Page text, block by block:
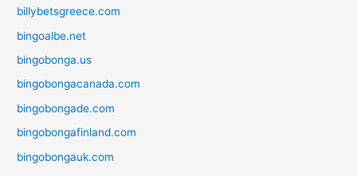
billybetsgreece.com
bingoalbe.net
bingobonga.us
bingobongacanada.com
bingobongade.com
bingobongafinland.com
bingobongauk.com